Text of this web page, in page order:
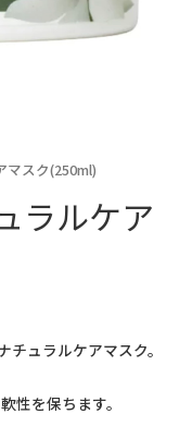
マスク(250ml)
ラルケア
ュラルケアマスク。
性を保ちます。